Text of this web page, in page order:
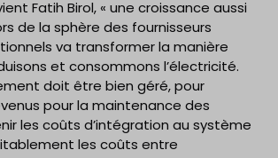
Fatih Birol, « une croissance aussi
de la sphère des fournisseurs
va transformer la manière
et consommons l’électricité.
doit être bien géré, pour
pour la maintenance des
les coûts d’intégration au système
les coûts entre